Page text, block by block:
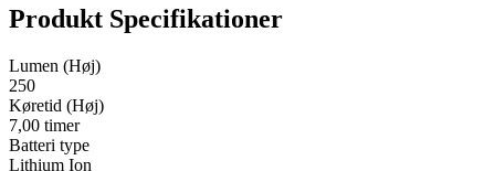
Produkt Specifikationer
Lumen (Høj)
250
Køretid (Høj)
7,00 timer
Batteri type
Lithium Ion